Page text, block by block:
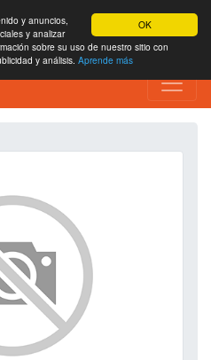
OK
y anuncios,
y analizar
sobre su uso de nuestro sitio con
y análisis. Aprende más